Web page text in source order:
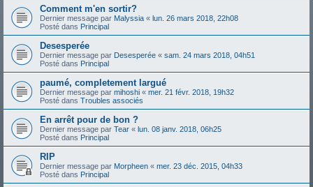
Comment m'en sortir?
Dernier message par Malyssia « lun. 26 mars 2018, 22h08
Posté dans Principal
Desesperée
Dernier message par Desesperée « sam. 24 mars 2018, 04h51
Posté dans Principal
paumé, completement largué
Dernier message par mihoshi « mer. 21 févr. 2018, 19h32
Posté dans Troubles associés
En arrêt pour de bon ?
Dernier message par Tear « lun. 08 janv. 2018, 06h25
Posté dans Principal
RIP
Dernier message par Morpheen « mer. 23 déc. 2015, 04h33
Posté dans Principal